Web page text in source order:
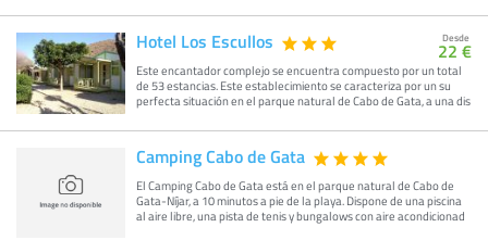
Hotel Los Escullos
Este encantador complejo se encuentra compuesto por un total
de 53 estancias. Este establecimiento se caracteriza por un su
perfecta situación en el parque natural de Cabo de Gata, a una dis
Desde
22 €
Camping Cabo de Gata
El Camping Cabo de Gata está en el parque natural de Cabo de
Gata-Níjar, a 10 minutos a pie de la playa. Dispone de una piscina
al aire libre, una pista de tenis y bungalows con aire acondicionad